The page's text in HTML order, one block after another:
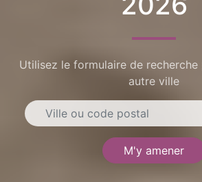
Utilisez le formulaire de
autre ville
M'y amener